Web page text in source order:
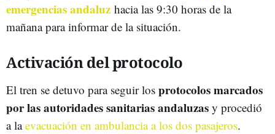
emergencias andaluz hacia las 9:30 horas de la
mañana para informar de la situación.
Activación del protocolo
El tren se detuvo para seguir los protocolos marcados
por las autoridades sanitarias andaluzas y procedió
a laevacuación en ambulancia a los dos pasajeros.